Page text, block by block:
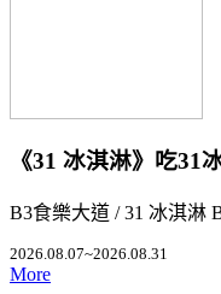
《31 冰淇淋》吃31
B3食樂大道 / 31 冰淇淋
2026.08.07~2026.08.31
More